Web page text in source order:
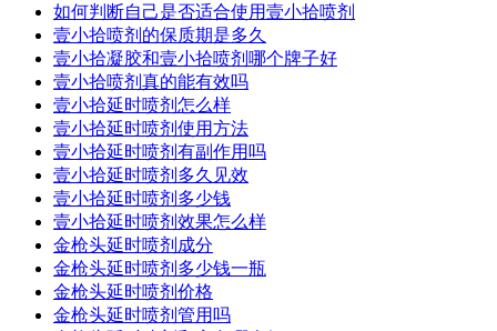
如何判断自己是否适合使用壹小拾喷剂
壹小拾喷剂的保质期是多久
壹小拾凝胶和壹小拾喷剂哪个牌子好
壹小拾喷剂真的能有效吗
壹小拾延时喷剂怎么样
壹小拾延时喷剂使用方法
壹小拾延时喷剂有副作用吗
壹小拾延时喷剂多久见效
壹小拾延时喷剂多少钱
壹小拾延时喷剂效果怎么样
金枪头延时喷剂成分
金枪头延时喷剂多少钱一瓶
金枪头延时喷剂价格
金枪头延时喷剂管用吗